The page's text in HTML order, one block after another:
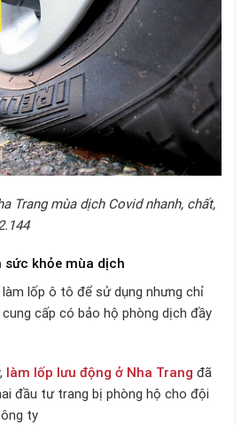
Trang mùa dịch Covid nhanh, chất,
sức khỏe mùa dịch
làm lốp ô tô để sử dụng nhưng chỉ
cấp có bảo hộ phòng dịch đầy
làm lốp lưu động ở Nha Trang đã
đầu tư trang bị phòng hộ cho đội
ty